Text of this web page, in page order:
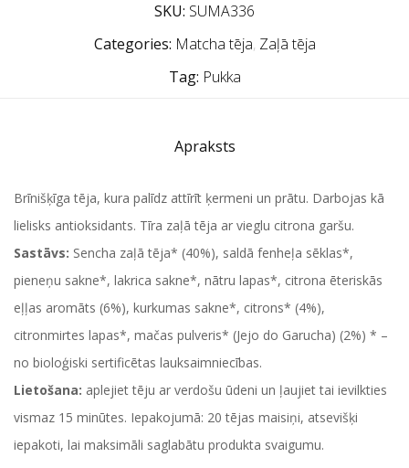
SKU: SUMA336
Categories: Matcha tēja, Zaļā tēja
Tag: Pukka
Apraksts
Brīnišķīga tēja, kura palīdz attīrīt ķermeni un prātu. Darbojas kā
lielisks antioksidants. Tīra zaļā tēja ar vieglu citrona garšu.
Sastāvs: Sencha zaļā tēja* (40%), saldā fenheļa sēklas*,
pieneņu sakne*, lakrica sakne*, nātru lapas*, citrona ēteriskās
eļļas aromāts (6%), kurkumas sakne*, citrons* (4%),
citronmirtes lapas*, mačas pulveris* (Jejo do Garucha) (2%) * –
no bioloģiski sertificētas lauksaimniecības.
Lietošana: aplejiet tēju ar verdošu ūdeni un ļaujiet tai ievilkties
vismaz 15 minūtes. Iepakojumā: 20 tējas maisiņi, atsevišķi
iepakoti, lai maksimāli saglabātu produkta svaigumu.